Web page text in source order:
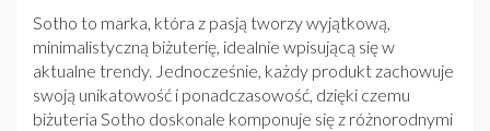
Sotho to marka, która z pasją tworzy wyjątkową,
minimalistyczną biżuterię, idealnie wpisującą się w
aktualne trendy. Jednocześnie, każdy produkt zachowuje
swoją unikatowość i ponadczasowość, dzięki czemu
biżuteria Sotho doskonale komponuje się z różnorodnymi